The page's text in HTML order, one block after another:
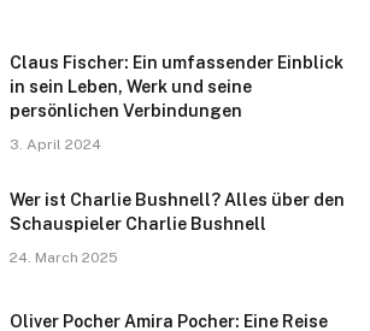
Claus Fischer: Ein umfassender Einblick
in sein Leben, Werk und seine
persönlichen Verbindungen
3. April 2024
Wer ist Charlie Bushnell? Alles über den
Schauspieler Charlie Bushnell
24. March 2025
Oliver Pocher Amira Pocher: Eine Reise